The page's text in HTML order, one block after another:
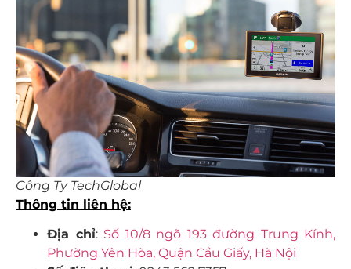
Công Ty TechGlobal
Thông tin liên hệ:
Địa chỉ: Số 10/8 ngõ 193 đường Trung Kính,
Phường Yên Hòa, Quận Cầu Giấy, Hà Nội